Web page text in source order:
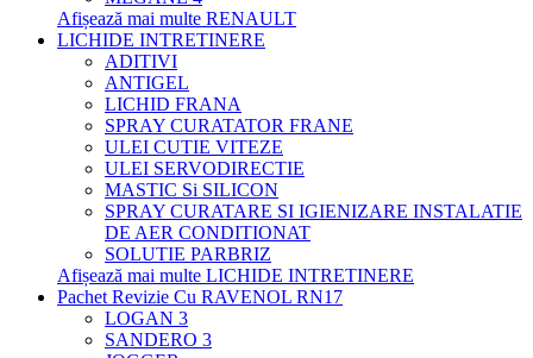
Afișează mai multe RENAULT
LICHIDE INTRETINERE
ADITIVI
ANTIGEL
LICHID FRANA
SPRAY CURATATOR FRANE
ULEI CUTIE VITEZE
ULEI SERVODIRECTIE
MASTIC Si SILICON
SPRAY CURATARE SI IGIENIZARE INSTALATIE
DE AER CONDITIONAT
SOLUTIE PARBRIZ
Afișează mai multe LICHIDE INTRETINERE
Pachet Revizie Cu RAVENOL RN17
LOGAN 3
SANDERO 3